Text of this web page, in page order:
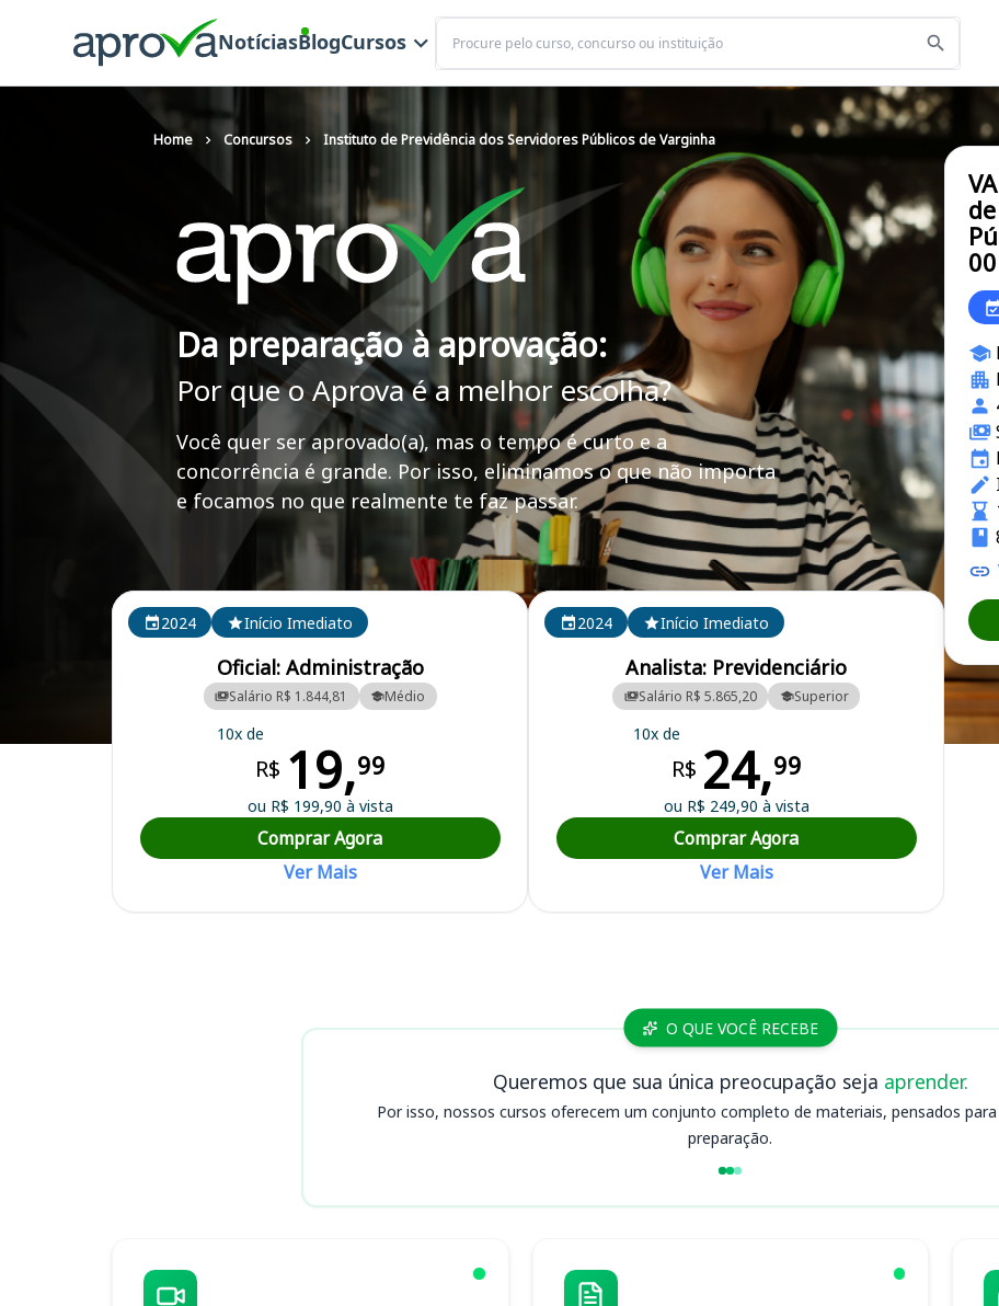
NotíciasBlogCursos
Buscar
Home Concursos Instituto de Previdência dos Servidores Públicos de Varginha
Da preparação à aprovação:
Por que o Aprova é a melhor escolha?
Você quer ser aprovado(a), mas o tempo é curto e a
concorrência é grande. Por isso, eliminamos o que não importa
e focamos no que realmente te faz passar.
Curso Preparatório para o Concurso INPREV - Instituto de Previdência dos Servidores Públicos de Varginha
Cursos em destaque para passar no concurso INPREV
2024
Início Imediato
Oficial: Administração
Salário R$ 1.844,81 Médio
10x de
R$ 19,99
ou R$ 199,90 à vista
Comprar Agora
Ver Mais
2024 Início Imediato
Analista: Previdenciário
Salário R$ 5.865,20 Superior
10x de
R$ 24,99
ou R$ 249,90 à vista
Comprar Agora
Ver Mais
Cursos INPREV O QUE VOCÊ RECEBE
Queremos que sua única preocupação seja aprender.
Por isso, nossos cursos oferecem um conjunto completo de materiais, pensados
preparação.